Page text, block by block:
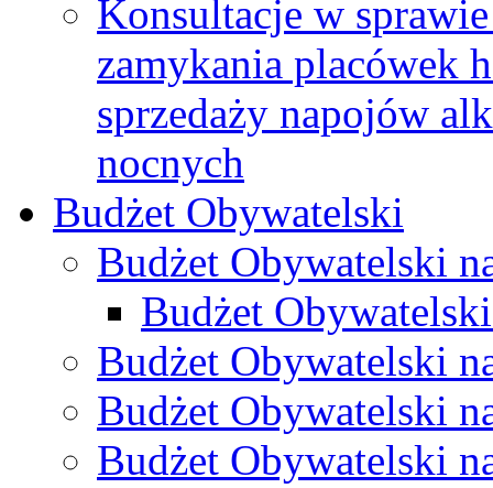
Konsultacje w
zamykania placówek
sprzedaży napojów
nocnych
Budżet Obywatelski
Budżet Obywatelski
Budżet
Budżet Obywatelski
Budżet Obywatelski
Budżet Obywatelski